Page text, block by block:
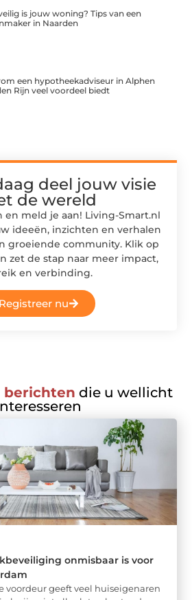
is jouw woning? Tips van een
in Naarden
een hypotheekadviseur in Alphen
Rijn veel voordeel biedt
deel jouw visie
de wereld
en meld je aan! Living-Smart.nl
ideeën, inzichten en verhalen
groeiende community. Klik op
zet de stap naar meer impact,
en verbinding.
Registreer nu
berichten die u wellicht
onmisbaar is voor
voordeur geeft veel huiseigenaren